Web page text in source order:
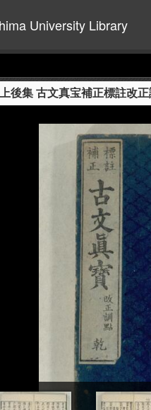
University Library
後集 古文真宝補正標註改